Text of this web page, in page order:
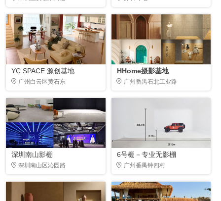
YC SPACE 源创基地
广州白云区黄石东
HHome摄影基地
广州番禺石北工业路
深圳南山影棚
深圳南山区沁园路
6号棚－专业无影棚
广州番禺钟四村